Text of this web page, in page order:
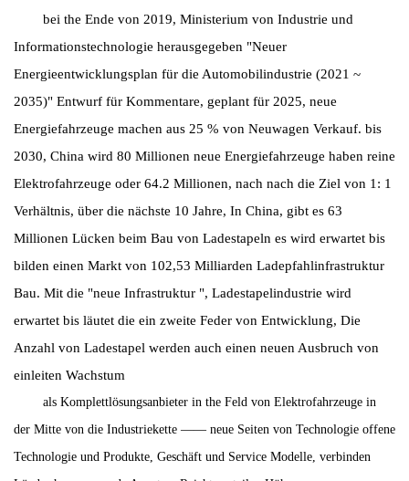
bei the Ende von 2019, Ministerium von Industrie und
Informationstechnologie herausgegeben "Neuer
Energieentwicklungsplan für die Automobilindustrie (2021 ~
2035)" Entwurf für Kommentare, geplant für 2025, neue
Energiefahrzeuge machen aus 25 % von Neuwagen Verkauf. bis
2030, China wird 80 Millionen neue Energiefahrzeuge haben reine
Elektrofahrzeuge oder 64.2 Millionen, nach nach die Ziel von 1: 1
Verhältnis, über die nächste 10 Jahre, In China, gibt es 63
Millionen Lücken beim Bau von Ladestapeln es wird erwartet bis
bilden einen Markt von 102,53 Milliarden Ladepfahlinfrastruktur
Bau. Mit die "neue Infrastruktur ", Ladestapelindustrie wird
erwartet bis läutet die ein zweite Feder von Entwicklung, Die
Anzahl von Ladestapel werden auch einen neuen Ausbruch von
einleiten Wachstum
als Komplettlösungsanbieter in the Feld von Elektrofahrzeuge in
der Mitte von die Industriekette —— neue Seiten von Technologie offene
Technologie und Produkte, Geschäft und Service Modelle, verbinden